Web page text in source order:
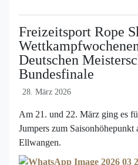
Freizeitsport Rope
Deutschen
Bundesfinale
28. März 2026
Am 21. und 22. März ging es
Jumpers zum Saisonhöhepunkt
Ellwangen.